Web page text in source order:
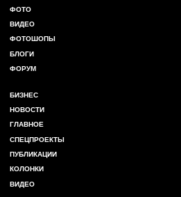
ФОТО
ВИДЕО
ФОТОШОПЫ
БЛОГИ
ФОРУМ
БИЗНЕС
НОВОСТИ
ГЛАВНОЕ
СПЕЦПРОЕКТЫ
ПУБЛИКАЦИИ
КОЛОНКИ
ВИДЕО